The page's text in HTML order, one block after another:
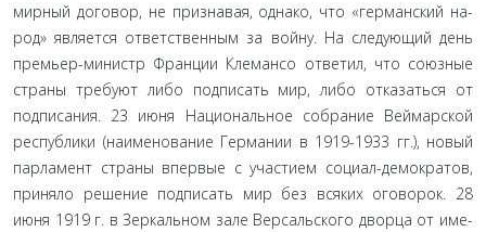
мирный договор, не признавая, однако, что «германский на­
род» является ответственным за войну. На следующий день
премьер-министр Франции Клемансо ответил, что союзные
страны требуют либо подписать мир, либо отказаться от
подписания. 23 июня Национальное собрание Веймарской
республики (наименование Германии в 1919-1933 гг.), новый
парламент страны впервые с участием социал-демократов,
приняло решение подписать мир без всяких оговорок. 28
июня 1919 г. в Зеркальном зале Версальского дворца от име­